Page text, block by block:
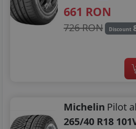
661 RON
726 RON Discount
Michelin Pilot
265/40 R18